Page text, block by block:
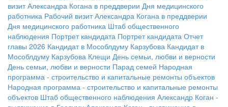
визит Александра Когана в преддверии Дня медицинского
работника Рабочий визит Александра Когана в преддверии
Дня медицинского работника Штаб общественного
наблюдения Портрет кандидата Портрет кандидата Отчет
главы 2026 Кандидат в Мособлдуму Карзубова Кандидат в
Мособлдуму Карзубова Клещи День семьи, любви и верности
День семьи, любви и верности Парад семей Народная
программа - строительство и капитальные ремонты объектов
Народная программа - строительство и капитальные ремонты
объектов Штаб общественного наблюдения Александр Коган -